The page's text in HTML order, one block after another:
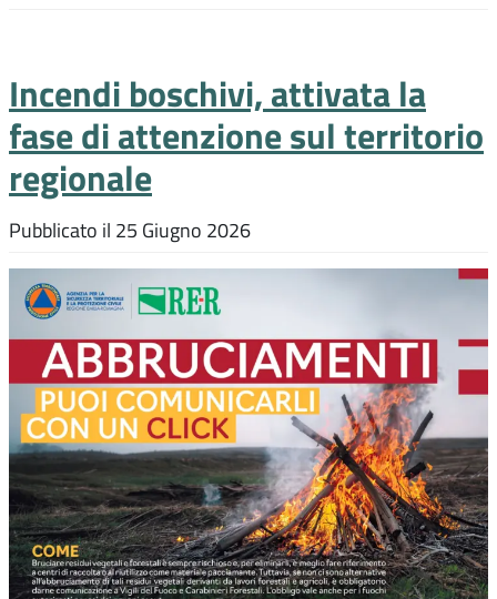
Incendi boschivi, attivata la
fase di attenzione sul territorio
regionale
Pubblicato il 25 Giugno 2026